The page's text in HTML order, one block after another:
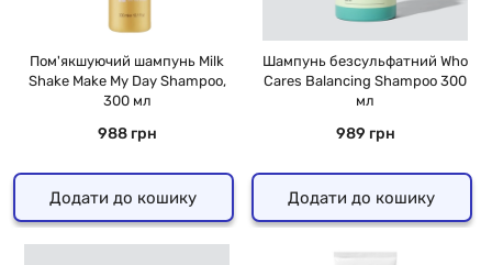
Пом'якшуючий шампунь Milk
Shake Make My Day Shampoo,
300 мл
988 грн
Додати до кошику
Шампунь безсульфатний Who
Cares Balancing Shampoo 300
мл
989 грн
Додати до кошику